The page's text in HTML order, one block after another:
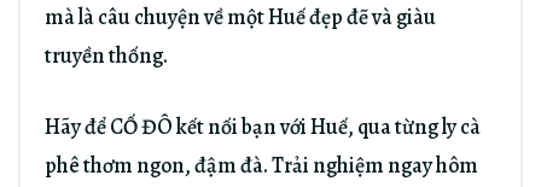
mà là câu chuyện về một Huế đẹp đẽ và giàu
truyền thống.
Hãy để CỐ ĐÔ kết nối bạn với Huế, qua từng ly cà
phê thơm ngon, đậm đà. Trải nghiệm ngay hôm